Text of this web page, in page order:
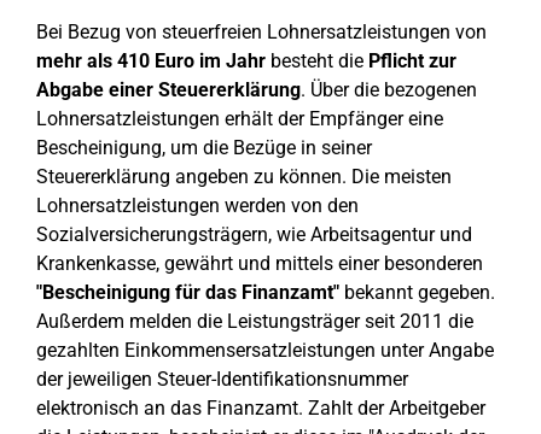
Bei Bezug von steuerfreien Lohnersatzleistungen von
mehr als 410 Euro im Jahr besteht die Pflicht zur
Abgabe einer Steuererklärung. Über die bezogenen
Lohnersatzleistungen erhält der Empfänger eine
Bescheinigung, um die Bezüge in seiner
Steuererklärung angeben zu können. Die meisten
Lohnersatzleistungen werden von den
Sozialversicherungsträgern, wie Arbeitsagentur und
Krankenkasse, gewährt und mittels einer besonderen
"Bescheinigung für das Finanzamt" bekannt gegeben.
Außerdem melden die Leistungsträger seit 2011 die
gezahlten Einkommensersatzleistungen unter Angabe
der jeweiligen Steuer-Identifikationsnummer
elektronisch an das Finanzamt. Zahlt der Arbeitgeber